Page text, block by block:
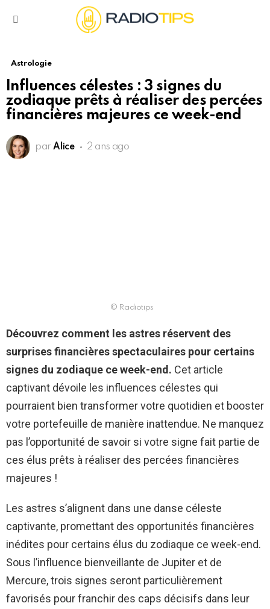
Astrologie
Influences célestes : 3 signes du
zodiaque prêts à réaliser des percées
financières majeures ce week-end
par Alice 2 ans ago
© Radiotips
Découvrez comment les astres réservent des
surprises financières spectaculaires pour certains
signes du zodiaque ce week-end. Cet article
captivant dévoile les influences célestes qui
pourraient bien transformer votre quotidien et booster
votre portefeuille de manière inattendue. Ne manquez
pas l’opportunité de savoir si votre signe fait partie de
ces élus prêts à réaliser des percées financières
majeures !
Les astres s’alignent dans une danse céleste
captivante, promettant des opportunités financières
inédites pour certains élus du zodiaque ce week-end.
Sous l’influence bienveillante de Jupiter et de
Mercure, trois signes seront particulièrement
favorisés pour franchir des caps décisifs dans leur